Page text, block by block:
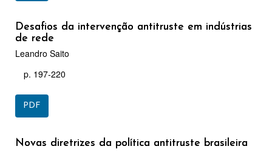
Desafios da intervenção antitruste em indústrias
de rede
Leandro Saito
p. 197-220
PDF
Novas diretrizes da política antitruste brasileira